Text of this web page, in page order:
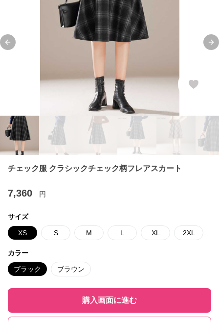
Previous slide
チェック服 クラシックチェック柄フレアスカート
7,360 円
サイズ
XS S M L XL 2XL
カラー
ブラック ブラウン
購入画面に進む